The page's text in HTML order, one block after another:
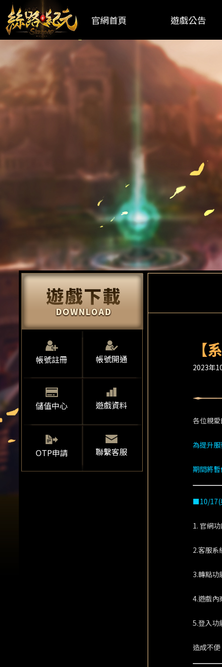
官網首頁 遊戲公告
帳號註冊 帳號開通
儲值中心 遊戲資料
OTP申請 聯繫客服
【
2023年
各位親
為提升
期間將
■10/17(
1. 官網
2.客服系
3.轉點功
4.遊戲內
5.登入功
造成不